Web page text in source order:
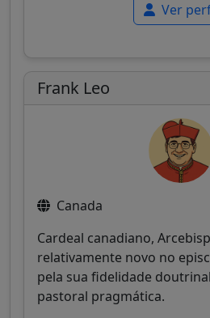
Ver
Frank Leo
Canada
Cardeal canadiano,
relativamente novo no
pela sua fidelidade
pastoral pragmática.